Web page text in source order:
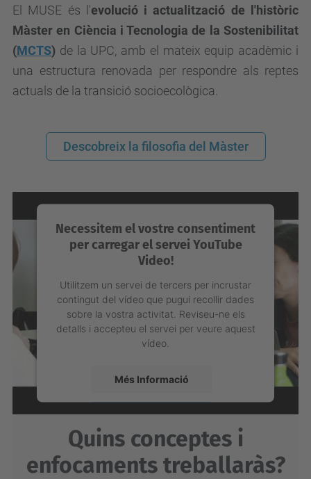
El MUSE és l'evolució i actualització de l'històric
Màster en Ciència i Tecnologia de la Sostenibilitat
(MCTS) de la UPC, amb el mateix equip acadèmic i
una estructura renovada per respondre als reptes
actuals de la transició socioecològica.
Descobreix la filosofia del Màster
Necessitem el vostre consentiment
per carregar el servei YouTube
Video!
Utilitzem un servei de tercers per incrustar
contingut del vídeo que pugui recollir dades
sobre la vostra activitat. Reviseu-ne els
detalls i accepteu el servei per veure aquest
vídeo.
Més Informació
Accepta
powered byUsercentrics Consent
Management Platform
Quins conceptes i
enfocaments treballaràs?